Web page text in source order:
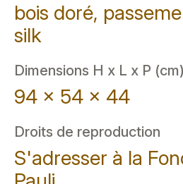
bois doré,
silk
Dimensions H x L x P (cm)
94 x 54 x 44
Droits de reproduction
S'adresser à la